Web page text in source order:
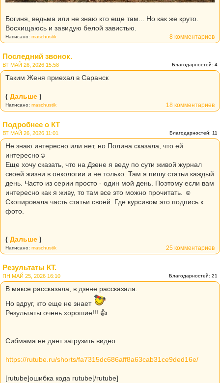
Богиня, ведьма или не знаю кто еще там... Но как же круто.
Восхищаюсь и завидую белой завистью.
8 комментариев
Написано: maschustik
Последний звонок.
Благодарностей: 4
ВТ МАЙ 26, 2026 15:58
Таким Женя приехал в Саранск
( Дальше )
18 комментариев
Написано: maschustik
Подробнее о КТ
Благодарностей: 11
ВТ МАЙ 26, 2026 11:01
Не знаю интересно или нет, но Полина сказала, что ей
интересно☺️
Еще хочу сказать, что на Дзене я веду по сути живой журнал
своей жизни в онкологии и не только. Там я пишу статьи каждый
день. Часто из серии просто - один мой день. Поэтому если вам
интересно как я живу, то там все это можно прочитать. ☺️
Скопировала часть статьи своей. Где курсивом это подпись к
фото.
( Дальше )
25 комментариев
Написано: maschustik
Результаты КТ.
Благодарностей: 21
ПН МАЙ 25, 2026 16:10
В максе рассказала, в дзене рассказала.
Но вдруг, кто еще не знает
Результаты очень хорошие!!! 👍
Сибмама не дает загрузить видео.
https://rutube.ru/shorts/fa7315dc686aff8a63cab31ce9ded16e/
[rutube]ошибка кода rutube[/rutube]